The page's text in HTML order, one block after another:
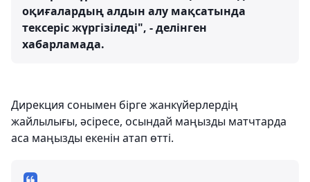
оқиғалардың алдын алу мақсатында
тексеріс жүргізіледі", - делінген
хабарламада.
Дирекция сонымен бірге жанкүйерлердің
жайлылығы, әсіресе, осындай маңызды матчтарда
аса маңызды екенін атап өтті.